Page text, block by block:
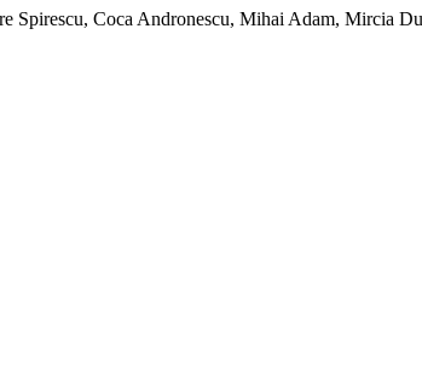
Coca Andronescu, Mihai Adam, Mircia